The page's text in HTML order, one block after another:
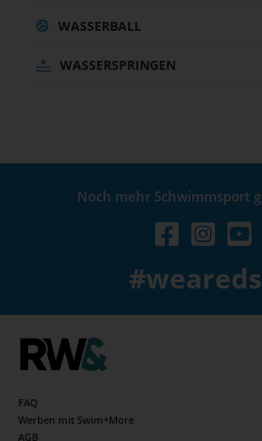
WASSERBALL
WASSERSPRINGEN
Noch mehr Schwimmsport
FAQ
Werben mit Swim+More
AGB